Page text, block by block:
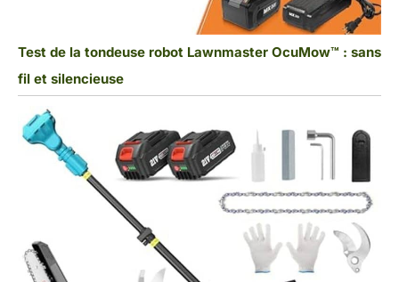
Test de la tondeuse robot Lawnmaster OcuMow™ : sans
fil et silencieuse